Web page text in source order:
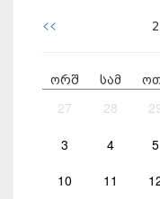
<<
ორშ სამ
27 28
3 4 5
10 11